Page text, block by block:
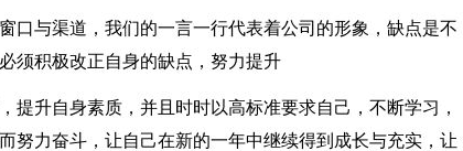
口与渠道，我们的一言一行代表着公司的形象，缺点是不
须积极改正自身的缺点，努力提升
提升自身素质，并且时时以高标准要求自己，不断学习，
努力奋斗，让自己在新的一年中继续得到成长与充实，让